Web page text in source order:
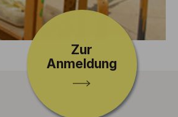
Zur
Anmeldung